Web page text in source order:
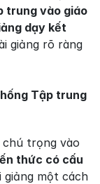
trung vào giáo
dạy kết
giảng rõ ràng
Tập trung
thức có cấu
giảng một cách